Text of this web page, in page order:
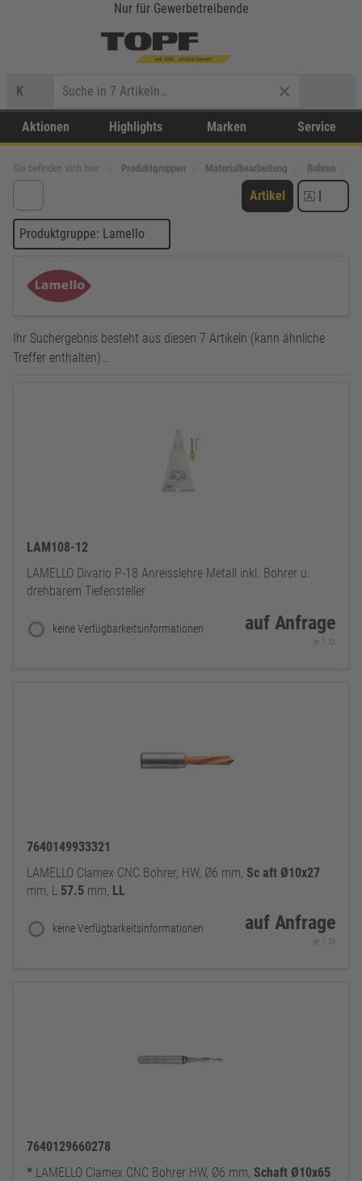
Nur für Gewerbetreibende
K
Aktionen Highlights Marken Service
Sie befinden sich hier: Produktgruppen Materialbearbeitung Bohren
Artikel |
Produktgruppe: Lamello
Ihr Suchergebnis besteht aus diesen 7 Artikeln (kann ähnliche
Treffer enthalten)…
LAM108-12
LAMELLO Divario P-18 Anreisslehre Metall inkl. Bohrer u.
drehbarem Tiefensteller
keine Verfügbarkeitsinformationen auf Anfrage
je 1 St
7640149933321
LAMELLO Clamex CNC Bohrer, HW, Ø6 mm, Sc aft Ø10x27
mm, L 57.5 mm, LL
keine Verfügbarkeitsinformationen auf Anfrage
je 1 St
7640129660278
* LAMELLO Clamex CNC Bohrer HW, Ø6 mm, Schaft Ø10x65